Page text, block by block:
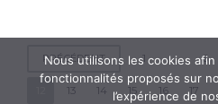
Posts
pagination
PRÉCÉDENT 1 … 6
13 14 15 16 17
Nous utilisons les cookies
fonctionnalités proposés sur
l’expérience de